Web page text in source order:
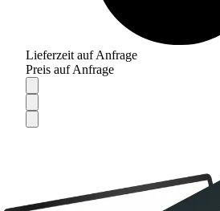
Lieferzeit auf Anfrage
Preis auf Anfrage